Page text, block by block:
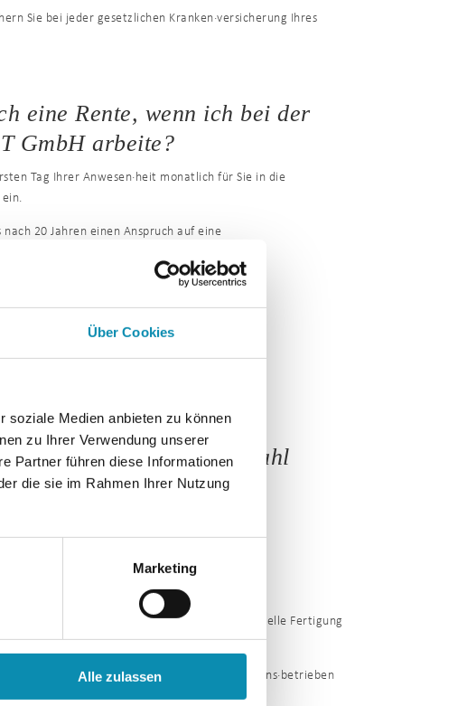
Über Cookies
soziale Medien anbieten zu können
zu Ihrer Verwendung unserer
Partner führen diese Informationen
die sie im Rahmen Ihrer Nutzung
Marketing
Alle zulassen
Sie bei jeder gesetzlichen Kranken·versicherung Ihres
eine Rente, wenn ich bei der
GmbH arbeite?
Tag Ihrer Anwesen·heit monatlich für Sie in die
ein.
nach 20 Jahren einen Anspruch auf eine
ab dem gesetzlichen Renten·alter.
Standort meiner Wahl
„Gleich·berechtigte Teil·habe“.
Dienst·leistung, Hand·werk und industrielle Fertigung
betriebs·integrierten Arbeits·plätzen in Inklusions·betrieben
Arbeits·markt.